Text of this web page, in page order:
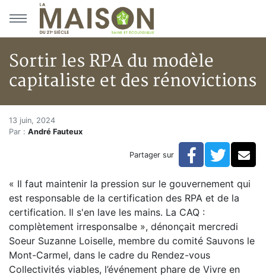
Aller au menu principal
Aller au contenu principal
Sortir les RPA du modèle
capitaliste et des rénovictions
Accueil
Articles
Sortir les RPA du modèle capitaliste et des
Sortir les RPA du modèle
13 juin, 2024
Par : André Fauteux
Partager sur Facebook
« Il faut maintenir la pression sur le gouvernement qui
est responsable de la certification des RPA et de la
certification. Il s'en lave les mains. La CAQ :
complètement irresponsalbe », dénonçait mercredi
Soeur Suzanne Loiselle, membre du comité Sauvons le
Mont-Carmel, dans le cadre du Rendez-vous
Collectivités viables, l’événement phare de Vivre en